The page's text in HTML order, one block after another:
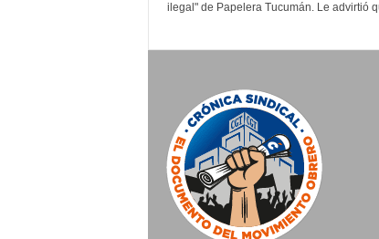
ilegal" de Papelera Tucumán. Le advirtió